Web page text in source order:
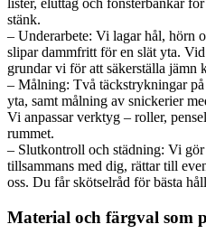
lister, eluttag och fönsterbänkar
stänk.
– Underarbete: Vi lagar hål, hörn
slipar dammfritt för en slät yta.
grundar vi för att säkerställa jämn
– Målning: Två täckstrykningar
yta, samt målning av snickerier
Vi anpassar verktyg – roller,
rummet.
– Slutkontroll och städning: Vi
tillsammans med dig, rättar till
oss. Du får skötselråd för bästa
Material och färgval som